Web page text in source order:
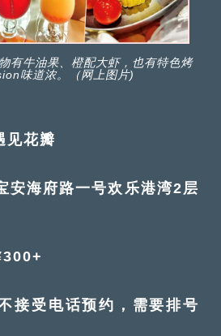
有牛油果、橙配大虾，也有特色烤
味道浓。（网上图片)
花瓣
海府路一号欢乐港湾2层
受电话预约，需要排号